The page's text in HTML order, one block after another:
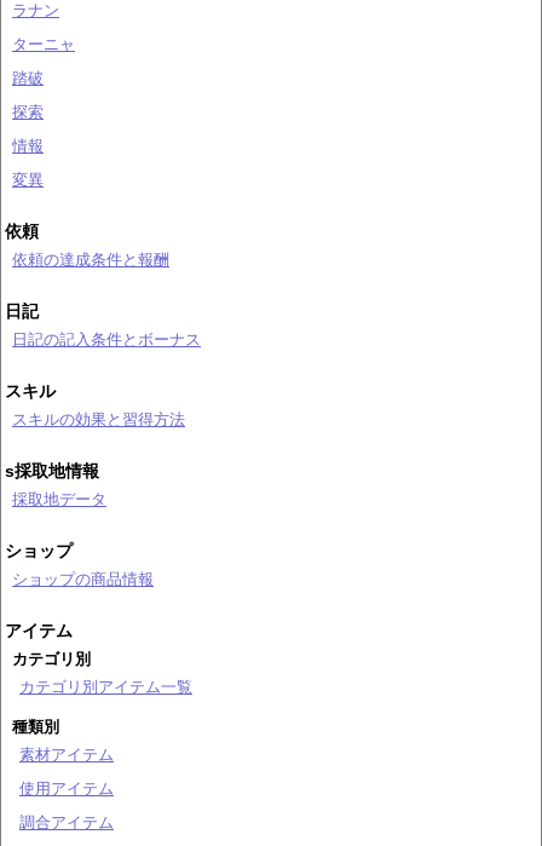
ラナン
ターニャ
踏破
探索
情報
変異
依頼
依頼の達成条件と報酬
日記
日記の記入条件とボーナス
スキル
スキルの効果と習得方法
s採取地情報
採取地データ
ショップ
ショップの商品情報
アイテム
カテゴリ別
カテゴリ別アイテム一覧
種類別
素材アイテム
使用アイテム
調合アイテム